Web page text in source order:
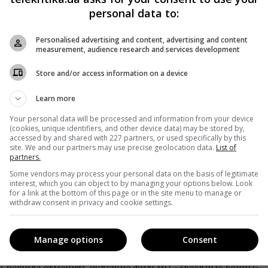
Марк Хэмилл, Билли Ди Уилльямс, Дейзи Ридли,
Нионго, Доналл Глисон, Келли Мари Трэн, Йоонас
новых «Звездных войн» стал Джей Джей Абрамс
personal data to:
Personalised advertising and content, advertising and content
measurement, audience research and services development
Store and/or access information on a device
Learn more
Your personal data will be processed and information from your device
(cookies, unique identifiers, and other device data) may be stored by,
accessed by and shared with 227 partners, or used specifically by this
site. We and our partners may use precise geolocation data. List of
partners.
Some vendors may process your personal data on the basis of legitimate
interest, which you can object to by managing your options below. Look
for a link at the bottom of this page or in the site menu to manage or
withdraw consent in privacy and cookie settings.
Consent
Manage options